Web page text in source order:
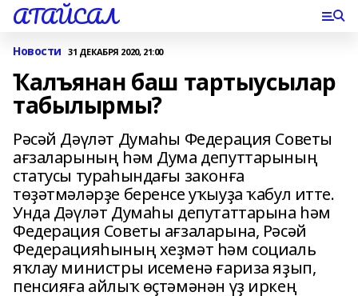
АТАЙСАЛ
Новости 31 ДЕКАБРЯ 2020, 21:00
Ҡалъянан баш тартыусылар
табылырмы?
Рәсәй Дәүләт Думаһы Федерация Советы
ағзаларының һәм Дума депуттарының
статусы тураһындағы законға
төҙәтмәләрҙе беренсе уҡыуҙа ҡабул итте.
Унда Дәүләт Думаһы депутаттарына һәм
Федерация Советы ағзаларына, Рәсәй
Федерацияһының хеҙмәт һәм социаль
яҡлау министры исеменә ғариза яҙып,
пенсияға айлыҡ өҫтәмәнән үҙ иркең